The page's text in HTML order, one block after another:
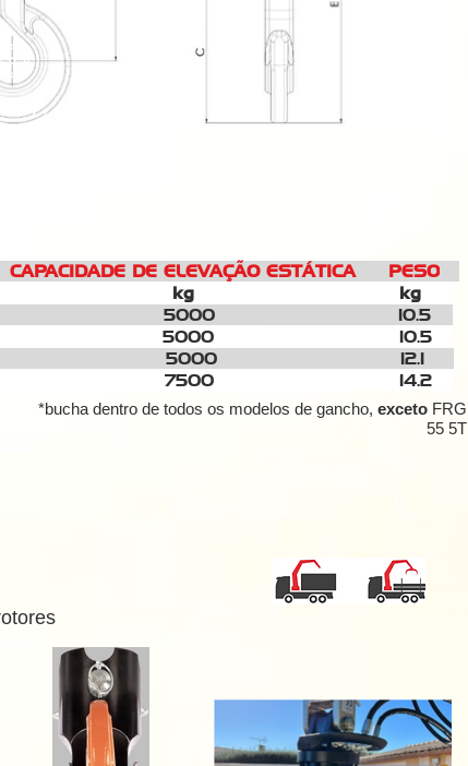
ELEVAÇÃO ESTÁTICA PESO
kg
kg
5000
10.5
5000
10.5
5000
12.1
7500 14.2
*bucha dentro de todos os modelos de gancho, exceto FRG
55 5T